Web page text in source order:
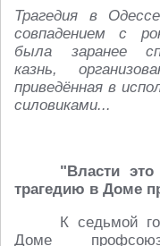
Трагедия в
совпадением с
была заранее
казнь,
приведённая в
силовиками...
"Власти
трагедию в Доме
К седьмой
Доме